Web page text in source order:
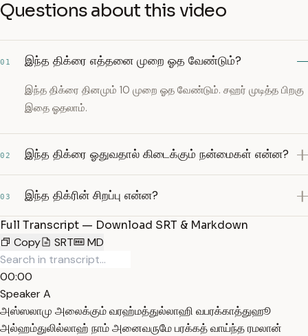
Questions about this video
01 இந்த திக்ரை எத்தனை முறை ஓத வேண்டும்?
இந்த திக்ரை தினமும் 10 முறை ஓத வேண்டும். சஹர் முடித்த பிறகு
இதை ஓதலாம்.
02 இந்த திக்ரை ஓதுவதால் கிடைக்கும் நன்மைகள் என்ன?
03 இந்த திக்ரின் சிறப்பு என்ன?
Full Transcript — Download SRT & Markdown
Copy
SRT MD
00:00
Speaker A
அஸ்ஸலாமு அலைக்கும் வரஹ்மத்துல்லாஹி வபரக்காத்துஹூ
அல்ஹம்துலில்லாஹ் நாம் அனைவருமே பரக்கத் வாய்ந்த ரமலான்